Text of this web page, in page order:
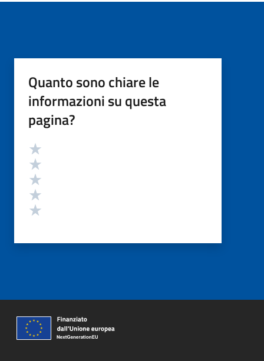
Quanto sono chiare le
informazioni su questa
pagina?
Valutazione